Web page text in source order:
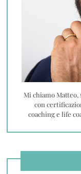
Mi chiamo
con
coaching e life